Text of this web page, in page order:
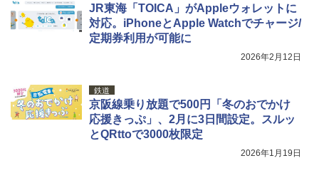
JR東海「TOICA」がAppleウォレットに
対応。iPhoneとApple Watchでチャージ/
定期券利用が可能に
2026年2月12日
鉄道
京阪線乗り放題で500円「冬のおでかけ
応援きっぷ」、2月に3日間設定。スルッ
とQRttoで3000枚限定
2026年1月19日